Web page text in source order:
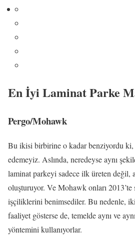
En İyi Laminat Parke
Pergo/Mohawk
Bu ikisi birbirine o kadar benziyordu
edemeyiz. Aslında, neredeyse aynı
laminat parkeyi sadece ilk üreten değil,
oluşturuyor. Ve Mohawk onları 2013’te
işçiliklerini benimsediler. Bu nedenle,
faaliyet gösterse de, temelde aynı ve
yöntemini kullanıyorlar.